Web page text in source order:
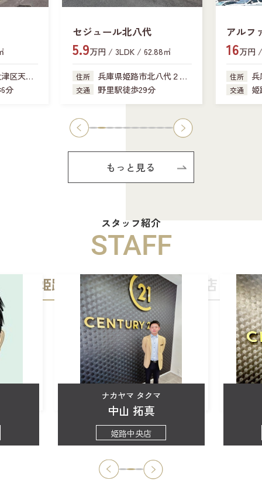
区天神
分
セジュール北八代
5.9万円 / 3LDK / 62.88㎡
住所 兵庫県姫路市北八代２丁
目
交通 野里駅徒歩29分
アルフ
新在家
16万円
住所
交通
もっと見る
スタッフ紹介
STAFF
姫路中央店 加古川店
ナカヤマ タクマ
中山 拓真
姫路中央店